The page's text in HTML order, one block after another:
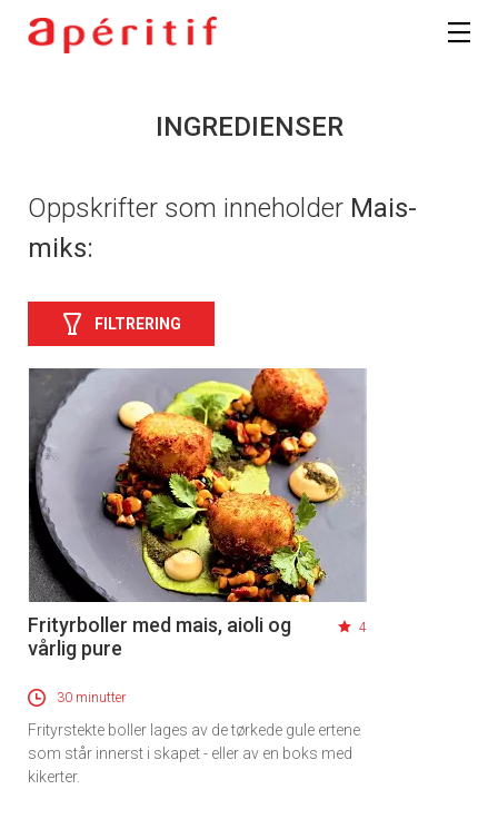
INGREDIENSER
Oppskrifter som inneholder Mais-
miks:
FILTRERING
Frityrboller med mais, aioli og
vårlig pure
4
30 minutter
Frityrstekte boller lages av de tørkede gule ertene
som står innerst i skapet - eller av en boks med
kikerter.